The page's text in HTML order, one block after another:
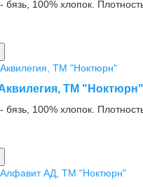
бязь, 100% хлопок.
ТМ "Ноктюрн"
бязь, 100% хлопок.